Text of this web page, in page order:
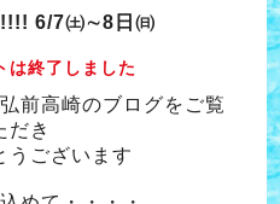
6/7㈯∼8日㈰
終了しました
前高崎のブログをご覧
だき
うございます